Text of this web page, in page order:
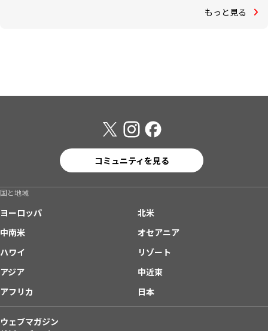
もっと見る
コミュニティを見る
国と地域
ヨーロッパ
北米
中南米
オセアニア
ハワイ
リゾート
アジア
中近東
アフリカ
日本
ウェブマガジン